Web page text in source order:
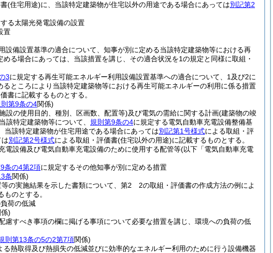
(住宅用途)に、当該特定建築物が住宅以外の用途である場合にあっては別記第2
る太陽光発電設備の設置
置
設備設置基準の適合について、知事が別に定める当該特定建築物等における再
る場合にあっては、当該措置を講じ、その適合状況を1の規定と同様に取組・
3に規定する再生可能エネルギー利用設備設置基準への適合について、1及び2に
ところにより当該特定建築物等における再生可能エネルギーの利用に係る措置
書に記載するものとする。
第9条の4関係)
設の使用目的、種別、区画数、配置等)及び電気の需給に関する計画(建築物の竣
該特定建築物等について、 規則第9条の4に規定する電気自動車充電設備整備基
該特定建築物が住宅用途である場合にあっては別記第1号様式による取組・評
別記第2号様式による取組・評価書(住宅以外の用途)に記載するものとする。
電設備及び電気自動車充電設備のために使用する配管等(以下「電気自動車充電
条の4第2項に規定するその他知事が別に定める措置
条関係)
の実施結果を示した書類について、第2 2の取組・評価書の作成方法の例によ
のとする。
荷の低減
)
慮すべき事項の欄に掲げる事項について必要な措置を講じ、環境への負荷の低
則第13条の5の2第7項関係)
熱取得及び熱損失の低減並びに効率的なエネルギー利用のために行う設備機器